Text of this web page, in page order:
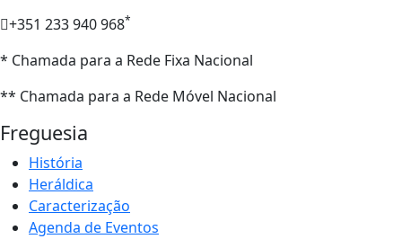
+351 233 940 968*
* Chamada para a Rede Fixa Nacional
** Chamada para a Rede Móvel Nacional
Freguesia
História
Heráldica
Caracterização
Agenda de Eventos